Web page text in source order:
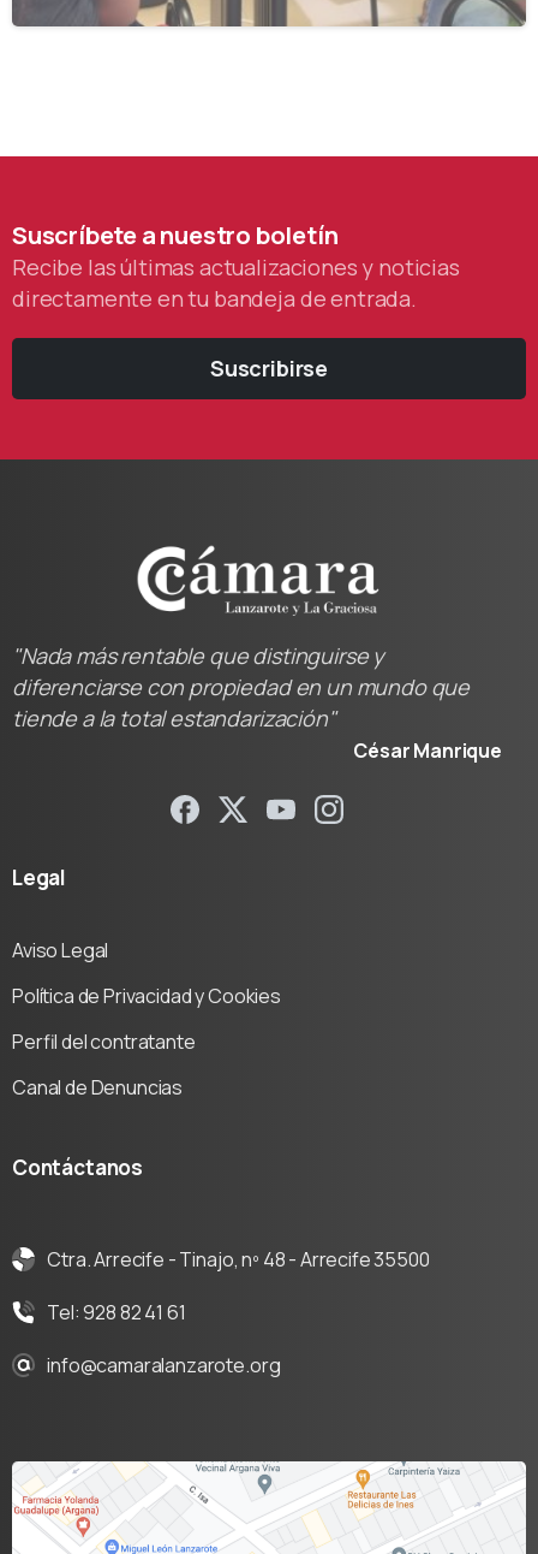
Suscríbeteanuestro boletín
Recibe las últimas actualizaciones y noticias
directamente en tu bandeja de entrada.
Suscribirse
"Nada más rentable que distinguirse y
diferenciarse con propiedad en un mundo que
tiende a la total estandarización"
César Manrique
Legal
Aviso Legal
Política de Privacidad y Cookies
Perfil del contratante
Canal de Denuncias
Contáctanos
Ctra. Arrecife - Tinajo, nº 48 - Arrecife 35500
Tel: 928 82 41 61
info@camaralanzarote.org